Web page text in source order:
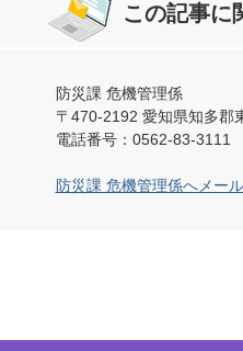
この記事に
防災課 危機管理係
〒470-2192 愛知県知多郡
電話番号：0562-83-3111
防災課 危機管理係へメー